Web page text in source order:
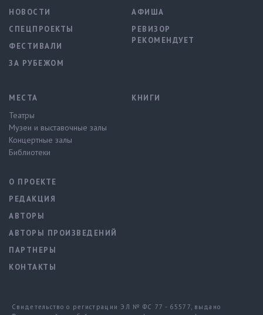
НОВОСТИ
СПЕЦПРОЕКТЫ
ФЕСТИВАЛИ
ЗА РУБЕЖОМ
АФИША
РЕВИЗОР
РЕКОМЕНДУЕТ
МЕСТА
Театры
Музеи и выставочные залы
Концертные залы
Библиотеки
КНИГИ
О ПРОЕКТЕ
РЕДАКЦИЯ
АВТОРЫ
АВТОРЫ ПРОИЗВЕДЕНИЙ
ПАРТНЕРЫ
КОНТАКТЫ
Свидетельство о регистрации ЭЛ № ФС 77 - 65577, выдано